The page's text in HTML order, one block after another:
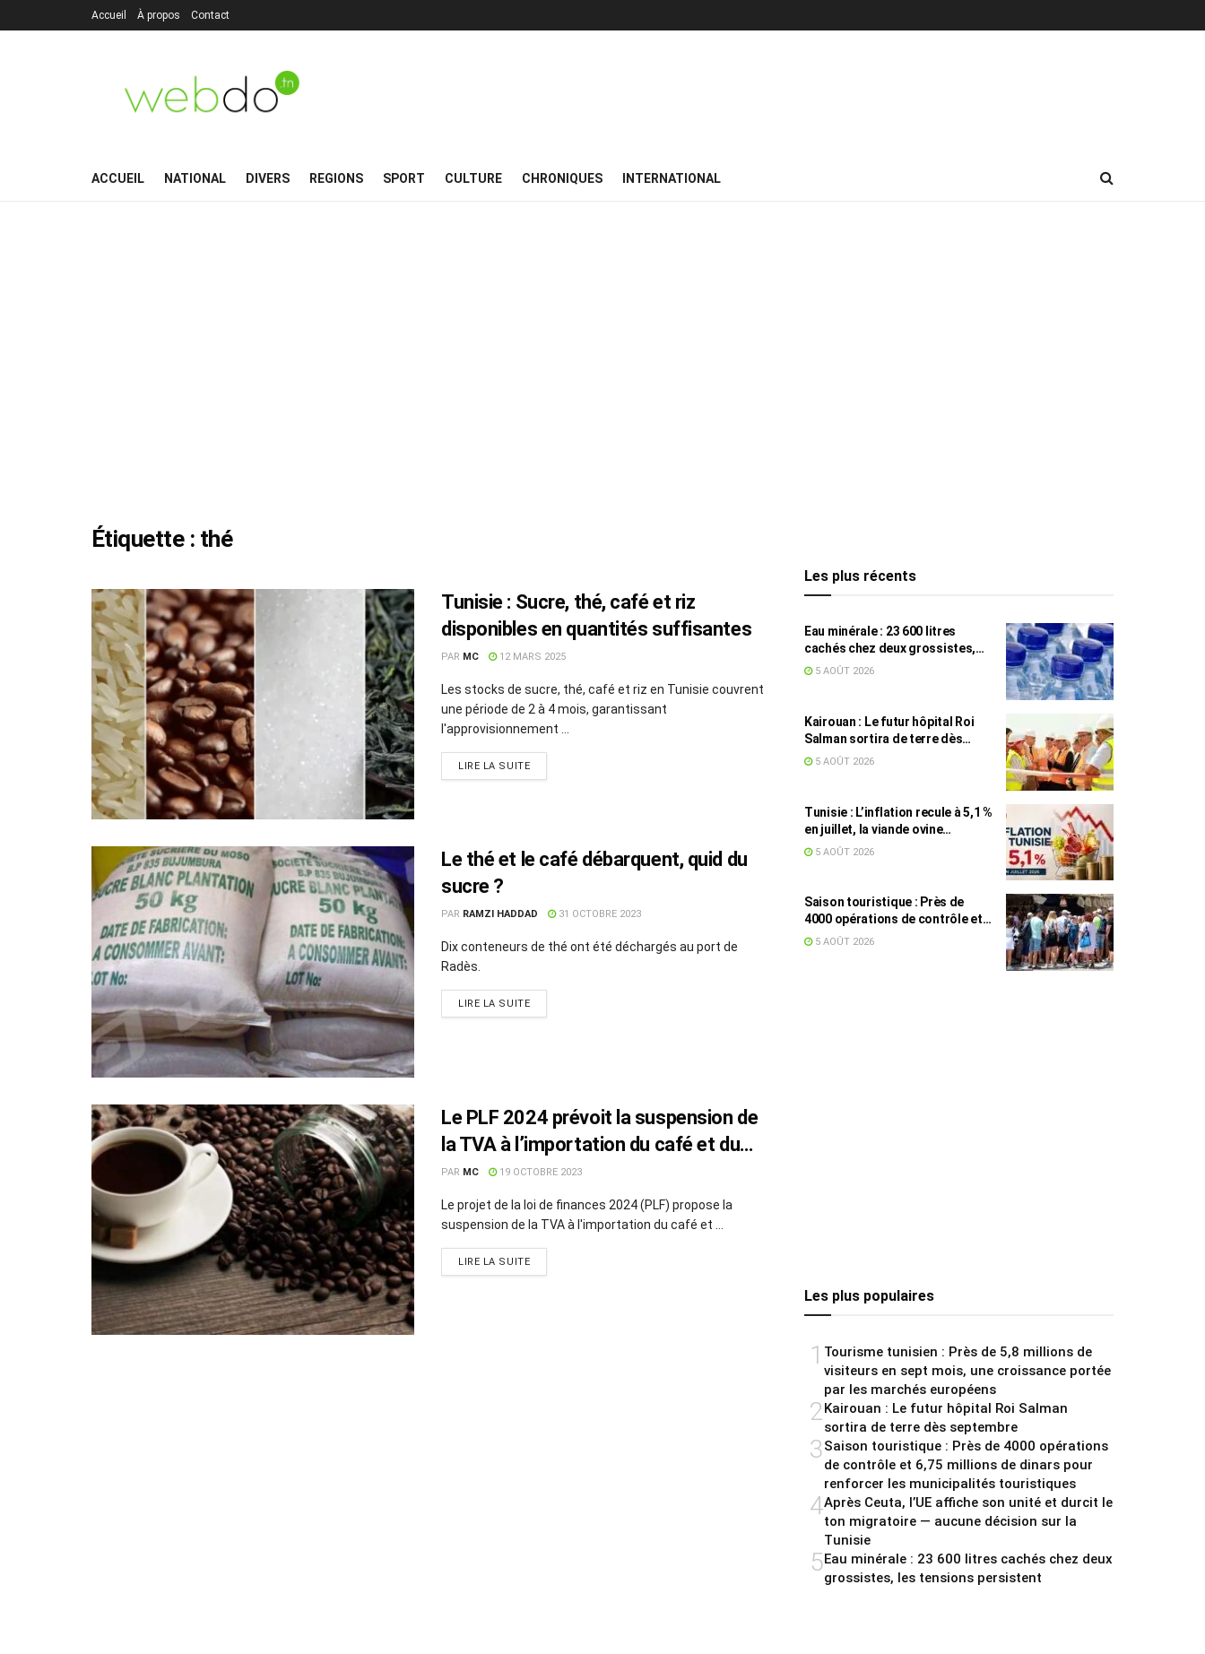
Accueil À propos Contact
ACCUEIL NATIONAL DIVERS REGIONS SPORT CULTURE CHRONIQUES INTERNATIONAL
Étiquette : thé
Tunisie : Sucre, thé, café et riz
disponibles en quantités suffisantes
PAR MC 12 MARS 2025
Les stocks de sucre, thé, café et riz en Tunisie couvrent
une période de 2 à 4 mois, garantissant
l'approvisionnement ...
LIRE LA SUITE
Le thé et le café débarquent, quid du
sucre ?
PAR RAMZI HADDAD 31 OCTOBRE 2023
Dix conteneurs de thé ont été déchargés au port de
Radès.
LIRE LA SUITE
Le PLF 2024 prévoit la suspension de
la TVA à l’importation du café et du
thé par l’OCT
PAR MC 19 OCTOBRE 2023
Le projet de la loi de finances 2024 (PLF) propose la
suspension de la TVA à l'importation du café et ...
LIRE LA SUITE
Les plus récents
Eau minérale : 23 600 litres
cachés chez deux grossistes,
les tensions persistent
5 AOÛT 2026
Kairouan : Le futur hôpital Roi
Salman sortira de terre dès
septembre
5 AOÛT 2026
Tunisie : L’inflation recule à 5,1 %
en juillet, la viande ovine
toujours en tête des hausses
5 AOÛT 2026
Saison touristique : Près de
4000 opérations de contrôle et
6,75 millions de dinars pour
5 AOÛT 2026
Les plus populaires
1 Tourisme tunisien : Près de 5,8 millions de
visiteurs en sept mois, une croissance portée
par les marchés européens
2Kairouan : Le futur hôpital Roi Salman
sortira de terre dès septembre
3Saison touristique : Près de 4000 opérations
de contrôle et 6,75 millions de dinars pour
renforcer les municipalités touristiques
4Après Ceuta, l’UE affiche son unité et durcit le
ton migratoire — aucune décision sur la
Tunisie
5Eau minérale : 23 600 litres cachés chez deux
grossistes, les tensions persistent